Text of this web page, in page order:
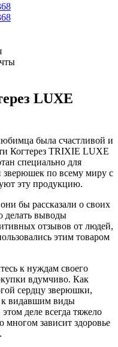
LUXE
была счастливой и
Когтерез TRIXIE LUXE
специально для
по всему миру с
эту продукцию.
бы рассказали о своих
делать выводы
отзывов от людей,
этим товаром
к нуждам своего
вдумчиво. Как
сердцу зверюшки,
к видавшим виды
деле всегда тяжело
многом зависит здоровье